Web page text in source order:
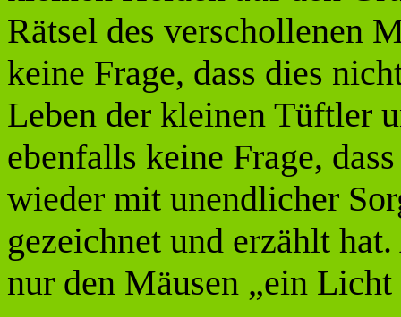
Rätsel des verschollenen
keine Frage, dass dies
Leben der kleinen Tüftler
ebenfalls keine Frage,
wieder mit unendlicher
gezeichnet und erzählt
nur den Mäusen „ein Licht